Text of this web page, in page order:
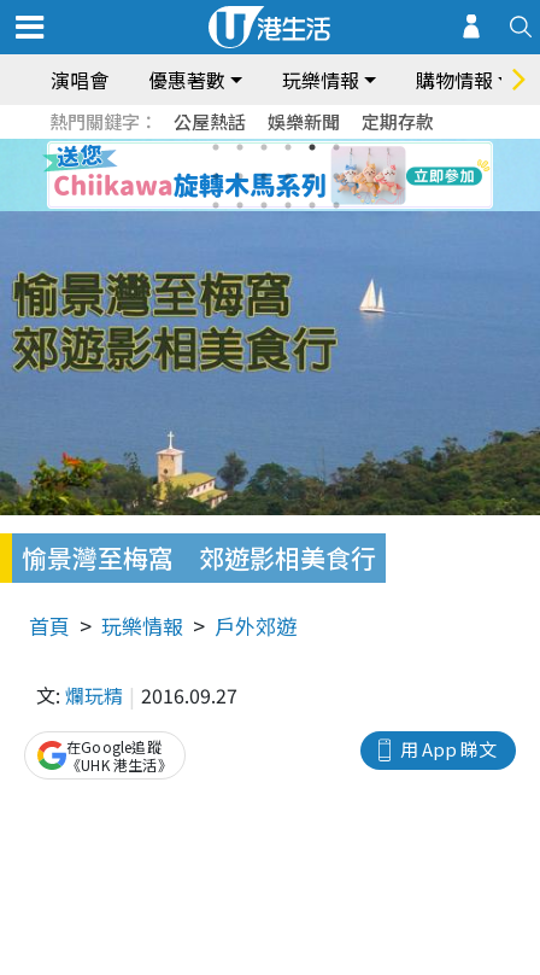
演唱會 優惠著數 玩樂情報 購物情報
熱門關鍵字： 公屋熱話 娛樂新聞 定期存款
愉景灣至梅窩 郊遊影相美食行
首頁 玩樂情報 戶外郊遊
文: 爛玩精 2016.09.27
用 App 睇文
在Google追蹤
《UHK 港生活》